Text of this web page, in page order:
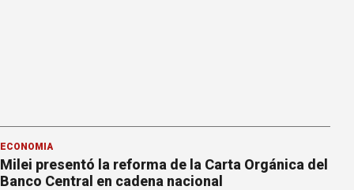
ECONOMÍA
Milei presentó la reforma de la Carta Orgánica del
Banco Central en cadena nacional